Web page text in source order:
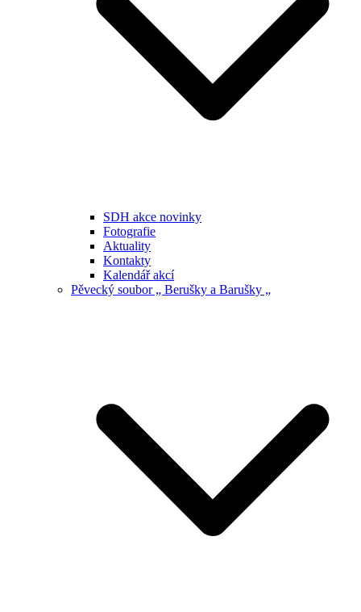
SDH akce novinky
Fotografie
Aktuality
Kontakty
Kalendář akcí
Pěvecký soubor „ Berušky a Barušky „